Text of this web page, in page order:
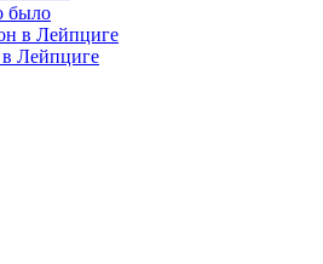
было
Лейпциге